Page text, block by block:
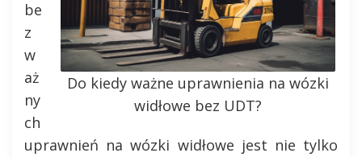
Do kiedy ważne uprawnienia na wózki
widłowe bez UDT?
be
z
w
aż
ny
ch
uprawnień na wózki widłowe jest nie tylko